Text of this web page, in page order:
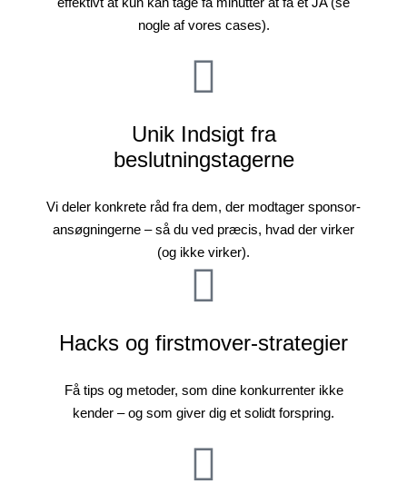
nogle af vores cases).
Unik Indsigt fra
beslutningstagerne
Vi deler konkrete råd fra dem, der modtager sponsor-
ansøgningerne – så du ved præcis, hvad der virker
(og ikke virker).
Hacks og firstmover-strategier
Få tips og metoder, som dine konkurrenter ikke
kender – og som giver dig et solidt forspring.